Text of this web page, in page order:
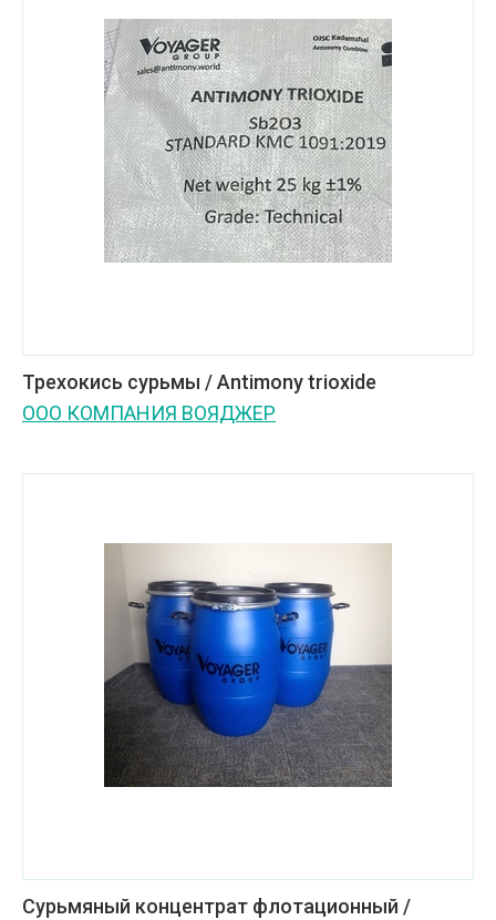
Трехокись сурьмы / Antimony trioxide
ООО КОМПАНИЯ ВОЯДЖЕР
Сурьмяный концентрат флотационный /